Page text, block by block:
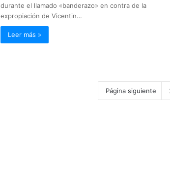
durante el llamado «banderazo» en contra de la
expropiación de Vicentin…
Leer más »
Página siguiente